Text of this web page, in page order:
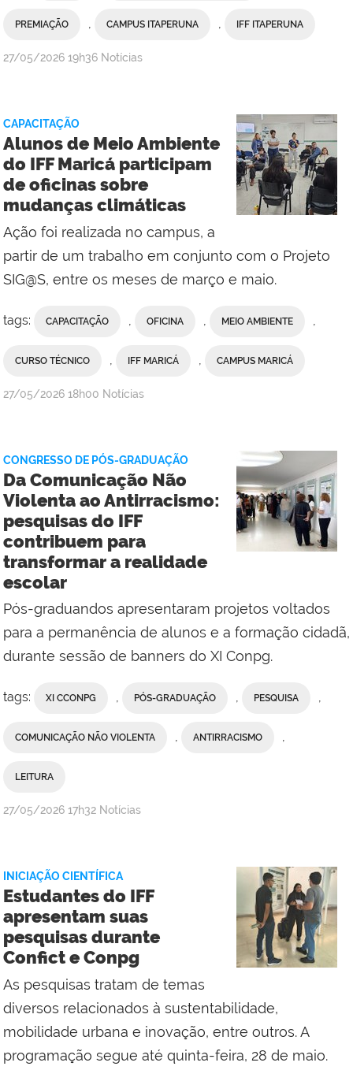
PREMIAÇÃO , CAMPUS ITAPERUNA , IFF ITAPERUNA
por
Comunicação
Social
do
Campus
Maricá
publicado
27/05/2026 19h36 Notícias
CAPACITAÇÃO
Alunos de Meio Ambiente
do IFF Maricá participam
de oficinas sobre
mudanças climáticas
Ação foi realizada no campus, a
partir de um trabalho em conjunto com o Projeto
SIG@S, entre os meses de março e maio.
tags: CAPACITAÇÃO , OFICINA , MEIO AMBIENTE ,
CURSO TÉCNICO , IFF MARICÁ , CAMPUS MARICÁ
por
da
Comunicação
Social
do
Campus
Maricá
publicado
27/05/2026 18h00 Notícias
CONGRESSO DE PÓS-GRADUAÇÃO
Da Comunicação Não
Violenta ao Antirracismo:
pesquisas do IFF
contribuem para
transformar a realidade
escolar
Pós-graduandos apresentaram projetos voltados
para a permanência de alunos e a formação cidadã,
durante sessão de banners do XI Conpg.
tags: XI CCONPG , PÓS-GRADUAÇÃO , PESQUISA ,
COMUNICAÇÃO NÃO VIOLENTA , ANTIRRACISMO ,
LEITURA
por
Reitoria
publicado
27/05/2026 17h32 Notícias
INICIAÇÃO CIENTÍFICA
Estudantes do IFF
apresentam suas
pesquisas durante
Confict e Conpg
As pesquisas tratam de temas
diversos relacionados à sustentabilidade,
mobilidade urbana e inovação, entre outros. A
programação segue até quinta-feira, 28 de maio.